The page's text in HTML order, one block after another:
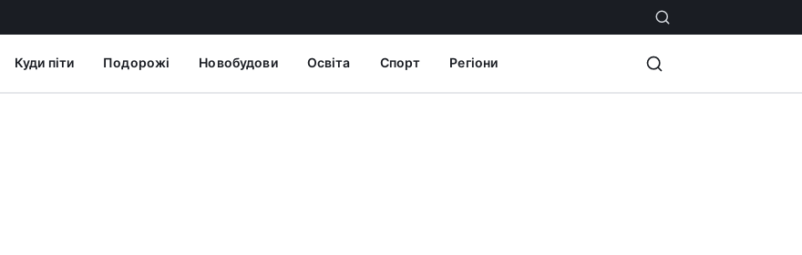
Куди піти Подорожі Новобудови Освіта Спорт Регіони